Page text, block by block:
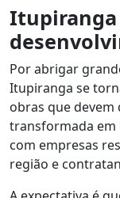
Por abrigar
Itupiranga se
obras que devem
transformada em
com empresas
região e